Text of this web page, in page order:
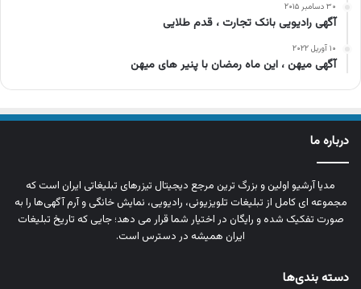
۳۰ دسامبر ۲۰۱۵
آگهی رادیویی بانک تجارت ، قدم طلایی
۱۰ آوریل ۲۰۲۲
آگهی میهن ، این ماه رمضان با پنیر های میهن
درباره ما
مدیا آرشیو اولین و بزرگ‌ ترین مرجع دیجیتال تیزرهای تبلیغاتی ایران است که
مجموعه‌ ای کامل از تبلیغات تلویزیونی، رادیویی، نمایش خانگی و آرم‌ آگهی‌ها را به‌
صورت تفکیک‌ شده و رایگان در اختیار شما قرار می‌ دهد؛ جایی که تاریخ تبلیغات
ایران همیشه در دسترس است.
دسته بندی‌ها